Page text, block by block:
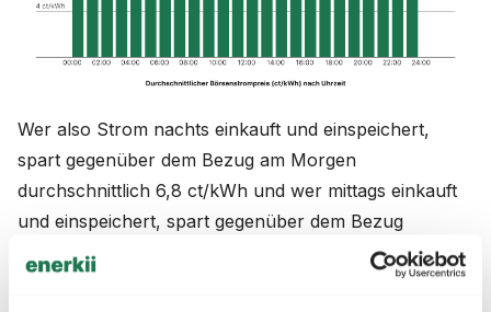
Wer also Strom nachts einkauft und einspeichert,
spart gegenüber dem Bezug am Morgen
durchschnittlich 6,8 ct/kWh und wer mittags einkauft
und einspeichert, spart gegenüber dem Bezug
durchschnittlich 5,4 ct/kWh.